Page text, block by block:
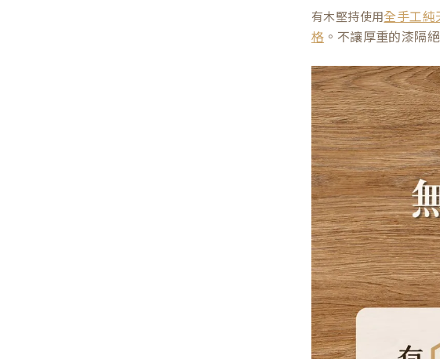
有木堅持使用全手工純
格 。不讓厚重的漆隔